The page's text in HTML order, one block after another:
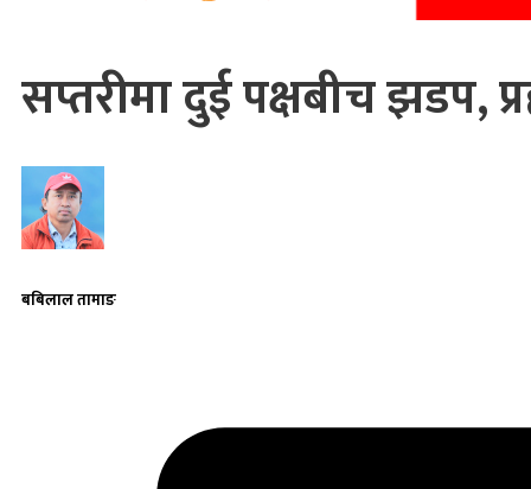
सप्तरीमा दुई पक्षबीच झडप,
बबिलाल तामाङ